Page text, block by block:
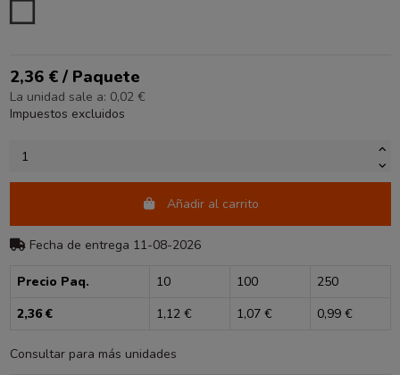
2,36 € / Paquete
La unidad sale a: 0,02 €
Impuestos excluidos
Añadir al carrito
Fecha de entrega 11-08-2026
Precio Paq. 10 100
250
2,36 €
1,12 € 1,07 € 0,99 €
Consultar para más unidades